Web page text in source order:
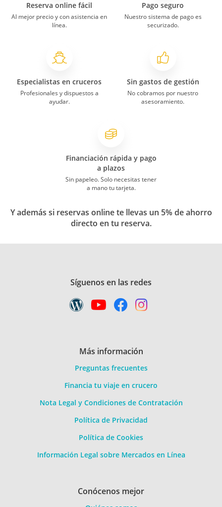
Reserva online fácil
Al mejor precio y con asistencia en
línea.
Pago seguro
Nuestro sistema de pago es
securizado.
Especialistas en cruceros
Profesionales y dispuestos a
ayudar.
Sin gastos de gestión
No cobramos por nuestro
asesoramiento.
Financiación rápida y pago
a plazos
Sin papeleo. Solo necesitas tener
a mano tu tarjeta.
Y además si reservas online te llevas un 5% de ahorro
directo en tu reserva.
Síguenos en las redes
Más información
Preguntas frecuentes
Financia tu viaje en crucero
Nota Legal y Condiciones de Contratación
Política de Privacidad
Política de Cookies
Información Legal sobre Mercados en Línea
Conócenos mejor